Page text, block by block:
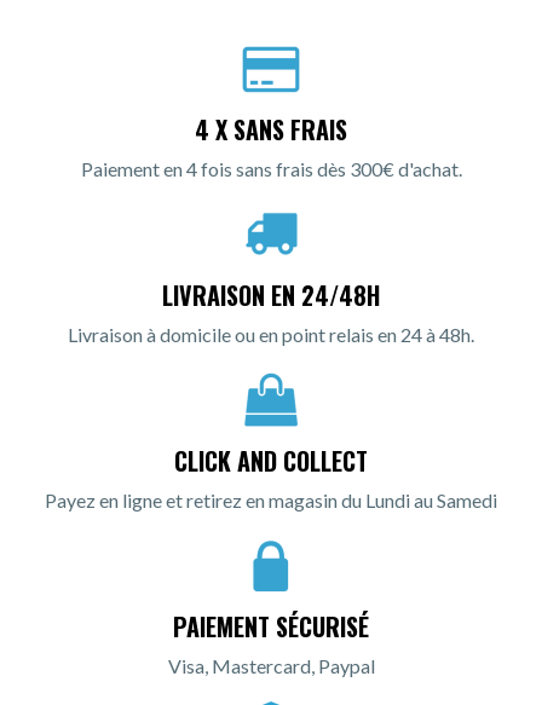
4 X SANS FRAIS
Paiement en 4 fois sans frais dès 300€ d'achat.
LIVRAISON EN 24/48H
Livraison à domicile ou en point relais en 24 à 48h.
CLICK AND COLLECT
Payez en ligne et retirez en magasin du Lundi au Samedi
PAIEMENT SÉCURISÉ
Visa, Mastercard, Paypal